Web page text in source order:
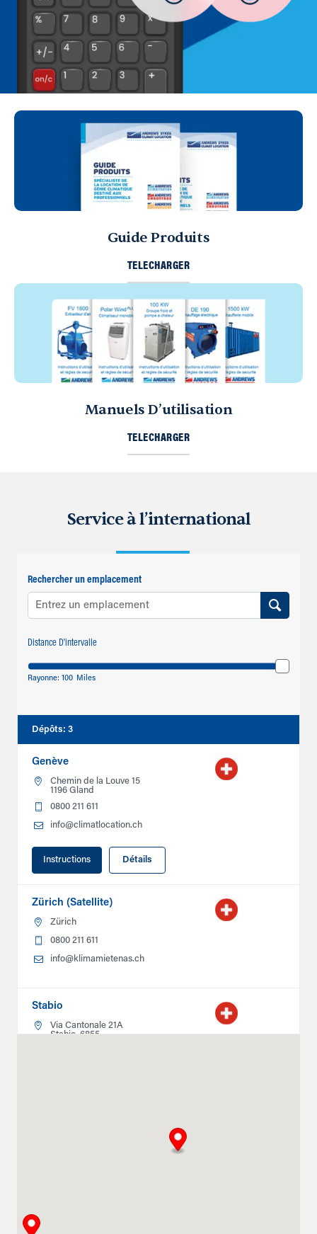
Guide Produits
TELECHARGER
Manuels D’utilisation
TELECHARGER
Service à l’international
Rechercher un emplacement
Distance D'intervalle
Rayonne: 100 Miles
Dépôts: 3
Genève
Chemin de la Louve 15
1196 Gland
0800 211 611
info@climatlocation.ch
Instructions Détails
Zürich (Satellite)
Zürich
0800 211 611
info@klimamietenas.ch
Stabio
Via Cantonale 21A
Stabio, 6855